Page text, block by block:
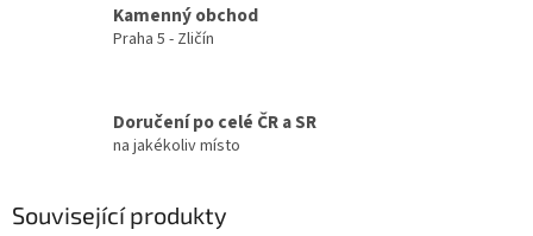
Kamenný obchod
Praha 5 - Zličín
Doručení po celé ČR a SR
na jakékoliv místo
Související produkty